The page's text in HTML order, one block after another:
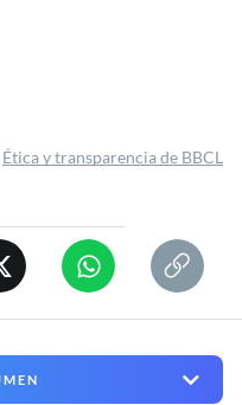
Ética y transparencia de BBCL